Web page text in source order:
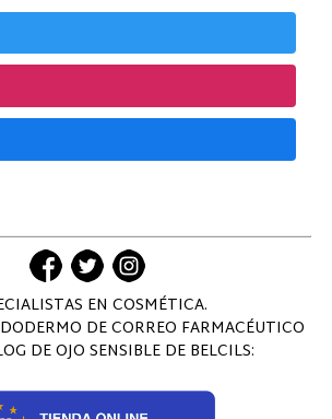
EN COSMÉTICA.
DE CORREO FARMACÉUTICO
DE OJO SENSIBLE DE BELCILS: